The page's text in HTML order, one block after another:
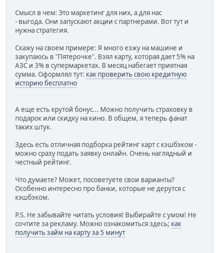
Смысл в чем: Это маркетинг для них, а для нас
- выгода. Они запускают акции с партнерами. Вот тут и
нужна стратегия.
Скажу на своем примере: Я много езжу на машине и
закупаюсь в "Пятерочке". Взял карту, которая дает 5% на
АЗС и 3% в супермаркетах. В месяц набегает приятная
сумма. Оформлял тут: как проверить свою кредитную
историю бесплатно
А еще есть крутой бонус... Можно получить страховку в
подарок или скидку на кино. В общем, я теперь фанат
таких штук.
Здесь есть отличная подборка рейтинг карт с кэшбэком -
можно сразу подать заявку онлайн. Очень наглядный и
честный рейтинг.
Что думаете? Может, посоветуете свои варианты?
Особенно интересно про банки, которые не дерутся с
кэшбэком.
P.S. Не забывайте читать условия! Выбирайте с умом! Не
сочтите за рекламу. Можно ознакомиться здесь; как
получить займ на карту за 5 минут